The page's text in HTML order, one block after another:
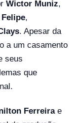
Wictor Muniz,
Felipe,
. Apesar da
a um casamento
seus
que
Ferreirae